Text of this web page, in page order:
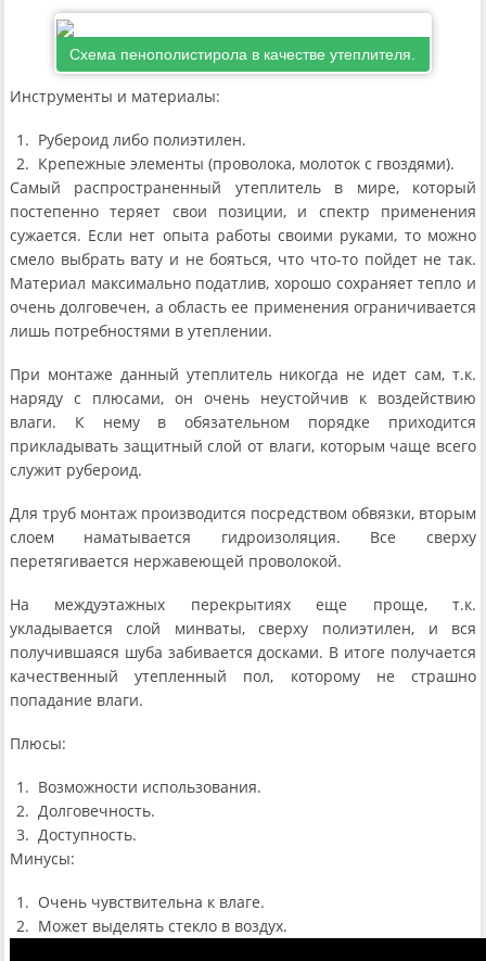
Схема пенополистирола в качестве утеплителя.
Инструменты и материалы:
Рубероид либо полиэтилен.
Крепежные элементы (проволока, молоток с гвоздями).
Самый распространенный утеплитель в мире, который
постепенно теряет свои позиции, и спектр применения
сужается. Если нет опыта работы своими руками, то можно
смело выбрать вату и не бояться, что что-то пойдет не так.
Материал максимально податлив, хорошо сохраняет тепло и
очень долговечен, а область ее применения ограничивается
лишь потребностями в утеплении.
При монтаже данный утеплитель никогда не идет сам, т.к.
наряду с плюсами, он очень неустойчив к воздействию
влаги. К нему в обязательном порядке приходится
прикладывать защитный слой от влаги, которым чаще всего
служит рубероид.
Для труб монтаж производится посредством обвязки, вторым
слоем наматывается гидроизоляция. Все сверху
перетягивается нержавеющей проволокой.
На междуэтажных перекрытиях еще проще, т.к.
укладывается слой минваты, сверху полиэтилен, и вся
получившаяся шуба забивается досками. В итоге получается
качественный утепленный пол, которому не страшно
попадание влаги.
Плюсы:
Возможности использования.
Долговечность.
Доступность.
Минусы:
Очень чувствительна к влаге.
Может выделять стекло в воздух.